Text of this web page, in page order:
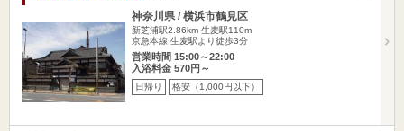
神奈川県 / 横浜市鶴見区
新芝浦駅2.86km 生麦駅110m
京急本線 生麦駅より徒歩3分
営業時間 15:00～22:00
入浴料金 570円～
日帰り 格安（1,000円以下）